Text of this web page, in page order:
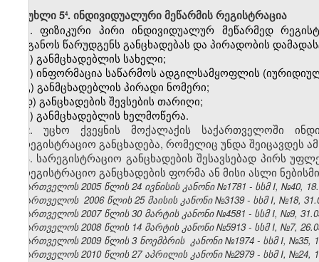
მუხლი 54. ინდივიდუალური მეწარმის რეგისტრაცია
1. ფიზიკური პირი ინდივიდუალურ მეწარმედ
ორგანოს წარუდგენს განცხადებას და პირადობის
ა) განმცხადებლის სახელი;
ბ) ინფორმაცია საწარმოს ადგილსამყოფლის
გ) განმცხადებლის პირადი ნომერი;
დ) განცხადების შევსების თარიღი;
ე) განმცხადებლის ხელმოწერა.
2. უცხო ქვეყნის მოქალაქის საქართველოში
სარეგისტრაციო განცხადება, რომელიც უნდა შეიცავდეს
3. სარეგისტრაციო განცხადების შესავსებად პირს
სარეგისტრაციო განცხადების ფორმა ან მისი ასლი
საქართველოს 2005 წლის 24 ივნისის კანონი №1781 - სსმ I, №40,
საქართველოს 2006 წლის 25 მაისის კანონი №3139 - სსმ I, №18,
საქართველოს 2007 წლის 30 მარტის კანონი №4581 - სსმ I, №9,
საქართველოს 2008 წლის 14 მარტის კანონი №5913 - სსმ I, №7,
საქართველოს 2009 წლის 3 ნოემბრის კანონი №1974 - სსმ I, №35,
საქართველოს 2010 წლის 27 აპრილის კანონი №2979 - სსმ I, №24,